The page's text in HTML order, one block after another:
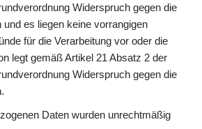
Widerspruch gegen die
und es liegen keine vorrangigen
für die Verarbeitung vor oder die
legt gemäß Artikel 21 Absatz 2 der
Widerspruch gegen die
Daten wurden unrechtmäßig